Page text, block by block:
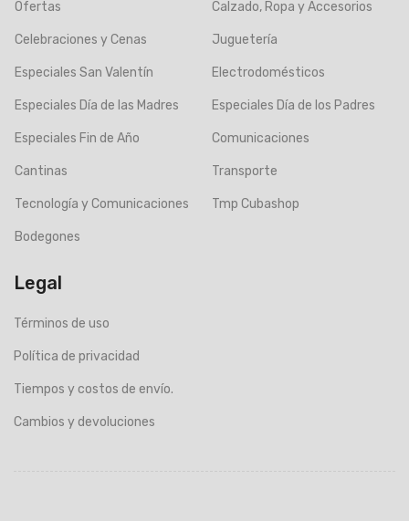
Ofertas Calzado, Ropa y Accesorios
Celebraciones y Cenas Juguetería
Especiales San Valentín Electrodomésticos
Especiales Día de las Madres Especiales Día de los Padres
Especiales Fin de Año Comunicaciones
Cantinas Transporte
Tecnología y Comunicaciones Tmp Cubashop
Bodegones
Legal
Términos de uso
Política de privacidad
Tiempos y costos de envío.
Cambios y devoluciones